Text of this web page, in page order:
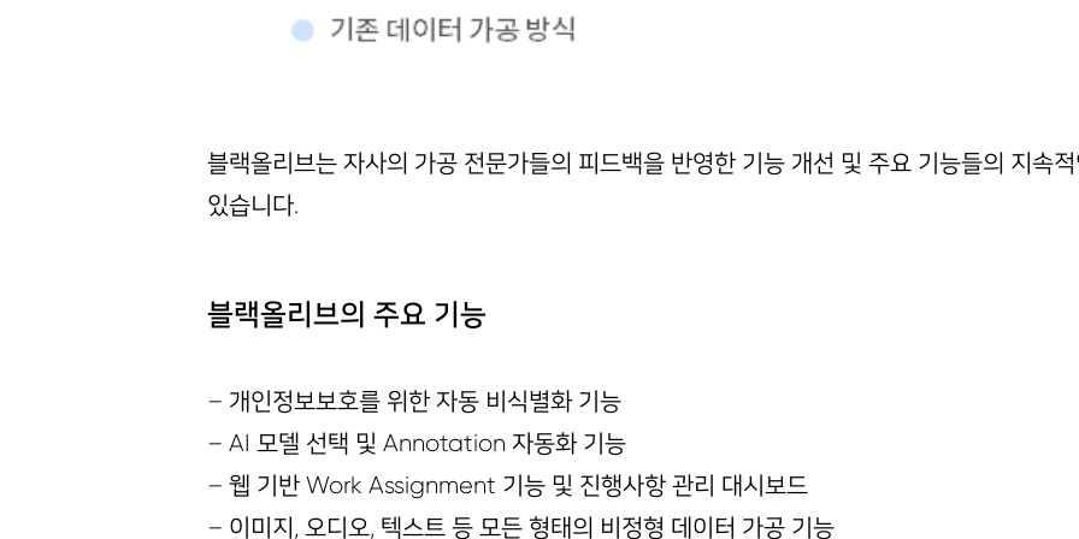
블랙올리브는 자사의 가공 전문가들의 피드백을 반영한 기능 개선 및 주요 기능들의 지속
있습니다.
블랙올리브의 주요 기능
– 개인정보보호를 위한 자동 비식별화 기능
– AI 모델 선택 및 Annotation 자동화 기능
– 웹 기반 Work Assignment 기능 및 진행사항 관리 대시보드
– 이미지, 오디오, 텍스트 등 모든 형태의 비정형 데이터 가공 기능